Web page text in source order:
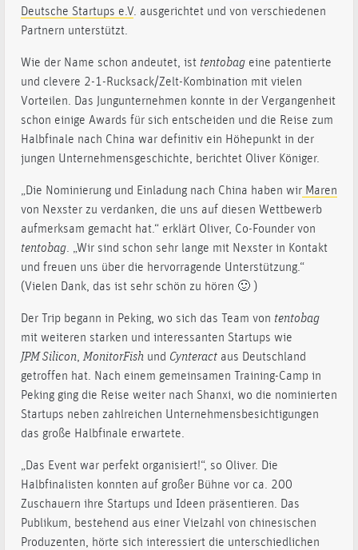
Deutsche Startups e.V. ausgerichtet und von verschiedenen
Partnern unterstützt.
Wie der Name schon andeutet, ist tentobag eine patentierte
und clevere 2-1-Rucksack/Zelt-Kombination mit vielen
Vorteilen. Das Jungunternehmen konnte in der Vergangenheit
schon einige Awards für sich entscheiden und die Reise zum
Halbfinale nach China war definitiv ein Höhepunkt in der
jungen Unternehmensgeschichte, berichtet Oliver Königer.
„Die Nominierung und Einladung nach China haben wir Maren
von Nexster zu verdanken, die uns auf diesen Wettbewerb
aufmerksam gemacht hat.“ erklärt Oliver, Co-Founder von
tentobag. „Wir sind schon sehr lange mit Nexster in Kontakt
und freuen uns über die hervorragende Unterstützung.“
(Vielen Dank, das ist sehr schön zu hören 🙂 )
Der Trip begann in Peking, wo sich das Team von tentobag
mit weiteren starken und interessanten Startups wie
JPM Silicon, MonitorFish und Cynteract aus Deutschland
getroffen hat. Nach einem gemeinsamen Training-Camp in
Peking ging die Reise weiter nach Shanxi, wo die nominierten
Startups neben zahlreichen Unternehmensbesichtigungen
das große Halbfinale erwartete.
„Das Event war perfekt organisiert!“, so Oliver. Die
Halbfinalisten konnten auf großer Bühne vor ca. 200
Zuschauern ihre Startups und Ideen präsentieren. Das
Publikum, bestehend aus einer Vielzahl von chinesischen
Produzenten, hörte sich interessiert die unterschiedlichen